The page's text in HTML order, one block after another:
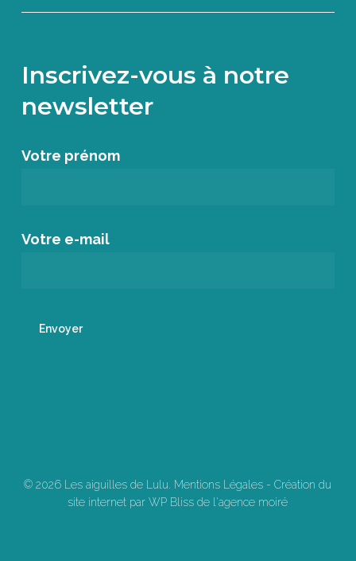
Inscrivez-vous à notre
newsletter
Votre prénom
Votre e-mail
© 2026 Les aiguilles de Lulu. Mentions Légales -Création du
site internet par WP Bliss de l'agence moiré